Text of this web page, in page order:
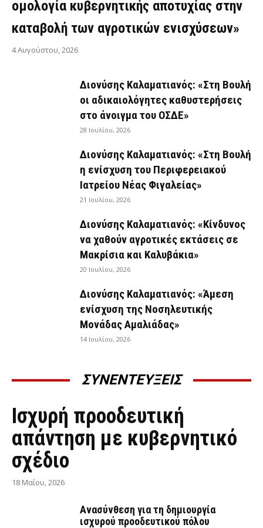
ομολογία κυβερνητικής αποτυχίας στην
καταβολή των αγροτικών ενισχύσεων»
4 Αυγούστου, 2026
Διονύσης Καλαματιανός: «Στη Βουλή
οι αδικαιολόγητες καθυστερήσεις
στο άνοιγμα του ΟΣΔΕ»
28 Ιουλίου, 2026
Διονύσης Καλαματιανός: «Στη Βουλή
η ενίσχυση του Περιφερειακού
Ιατρείου Νέας Φιγαλείας»
21 Ιουλίου, 2026
Διονύσης Καλαματιανός: «Κίνδυνος
να χαθούν αγροτικές εκτάσεις σε
Μακρίσια και Καλυβάκια»
20 Ιουλίου, 2026
Διονύσης Καλαματιανός: «Άμεση
ενίσχυση της Νοσηλευτικής
Μονάδας Αμαλιάδας»
14 Ιουλίου, 2026
ΣΥΝΕΝΤΕΥΞΕΙΣ
ΣΥΝΕΝΤΕΎΞΕΙΣ
Ισχυρή προοδευτική
απάντηση με κυβερνητικό
σχέδιο
18 Μαΐου, 2026
Ανασύνθεση για τη δημιουργία
ισχυρού προοδευτικού πόλου